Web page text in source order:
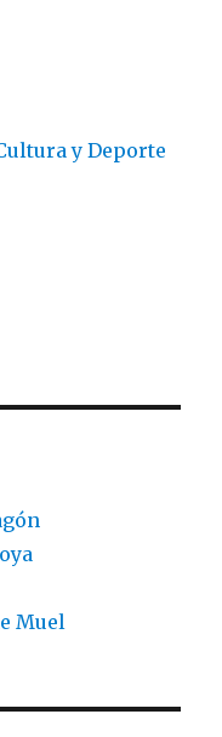
y Deporte
Muel